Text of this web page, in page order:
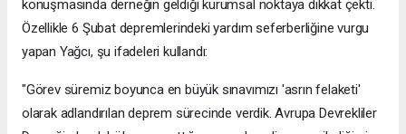
konuşmasında derneğin geldiği kurumsal noktaya dikkat çekti.
Özellikle 6 Şubat depremlerindeki yardım seferberliğine vurgu
yapan Yağcı, şu ifadeleri kullandı:
"Görev süremiz boyunca en büyük sınavımızı 'asrın felaketi'
olarak adlandırılan deprem sürecinde verdik. Avrupa Devrekliler